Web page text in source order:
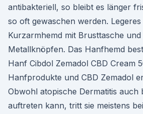
antibakteriell, so bleibt es länger
so oft gewaschen werden.
Kurzarmhemd mit Brusttasche
Metallknöpfen. Das Hanfhemd
Hanf Cibdol Zemadol CBD Cream
Hanfprodukte und CBD Zemadol
Obwohl atopische Dermatitis auch
auftreten kann, tritt sie meistens